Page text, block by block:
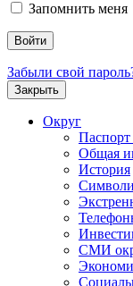
Запомнить меня
Забыли свой
Закрыть
Округ
Паспорт
Общая
История
СМИ